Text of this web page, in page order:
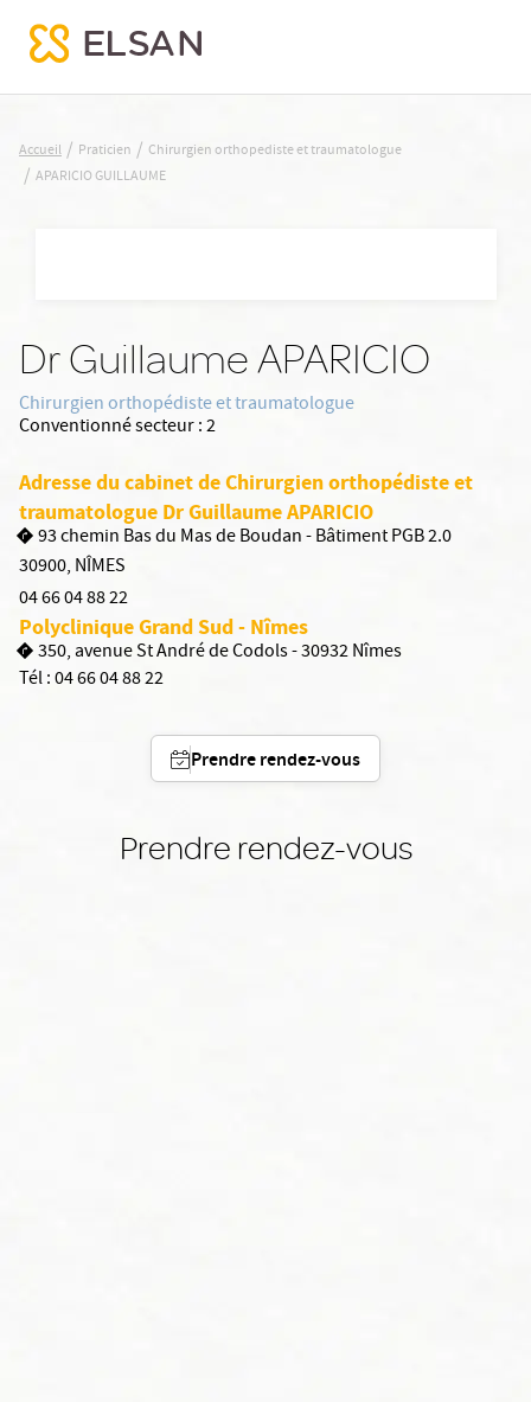
Nx:Aller
APARICIO GUILLAUME
Accueil / Praticien / Chirurgien orthopediste et traumatologue
/ APARICIO GUILLAUME
Dr Guillaume APARICIO
Chirurgien orthopédiste et traumatologue
Conventionné secteur :2
Adresse du cabinet de Chirurgien orthopédiste et
traumatologue Dr Guillaume APARICIO
93 chemin Bas du Mas de Boudan - Bâtiment PGB 2.0
30900, NÎMES
04 66 04 88 22
Polyclinique Grand Sud - Nîmes
350, avenue St André de Codols - 30932 Nîmes
Tél :04 66 04 88 22
Prendre rendez-vous
Prendre rendez-vous